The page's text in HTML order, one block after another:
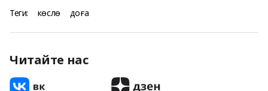
Теги: көслө доға
Читайте нас